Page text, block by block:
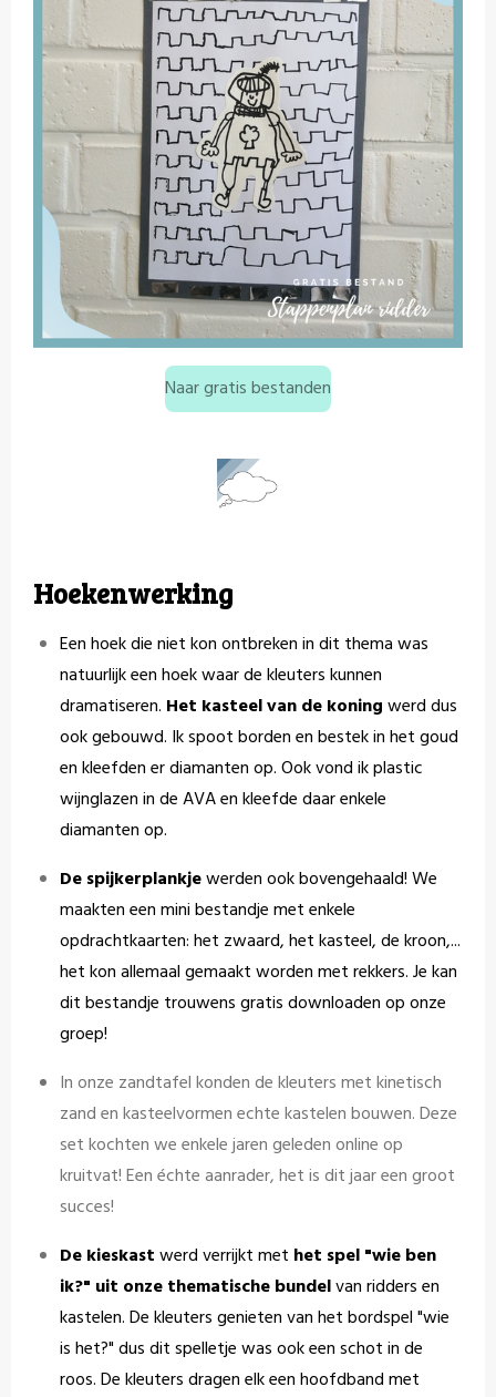
Naar gratis bestanden
Hoekenwerking
Een hoek die niet kon ontbreken in dit thema was
natuurlijk een hoek waar de kleuters kunnen
dramatiseren. Het kasteel van de koningwerd dus
ook gebouwd. Ik spoot borden en bestek in het goud
en kleefden er diamanten op. Ook vond ik plastic
wijnglazen in de AVA en kleefde daar enkele
diamanten op.
De spijkerplankjewerden ook bovengehaald! We
maakten een mini bestandje met enkele
opdrachtkaarten: het zwaard, het kasteel, de kroon,...
het kon allemaal gemaakt worden met rekkers. Je kan
dit bestandje trouwens gratis downloaden op onze
groep!
In onze zandtafel konden de kleuters met kinetisch
zand en kasteelvormen echte kastelen bouwen. Deze
set kochten we enkele jaren geleden online op
kruitvat! Een échte aanrader, het is dit jaar een groot
succes!
De kieskastwerd verrijkt met het spel "wie ben
ik?" uit onze thematische bundelvan ridders en
kastelen. De kleuters genieten van het bordspel "wie
is het?" dus dit spelletje was ook een schot in de
roos. De kleuters dragen elk een hoofdband met